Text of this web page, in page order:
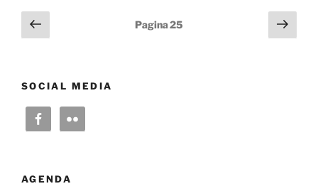
Berichten
paginering
Vorige
pagina
Pagina25
SOCIAL MEDIA
AGENDA